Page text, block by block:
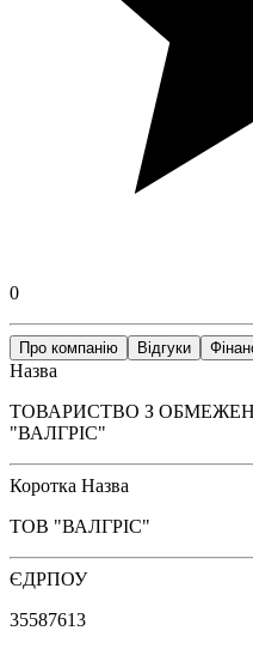
0
Про компанію Відгуки
Назва
ТОВАРИСТВО З
"ВАЛГРІС"
Коротка Назва
ТОВ "ВАЛГРІС"
ЄДРПОУ
35587613